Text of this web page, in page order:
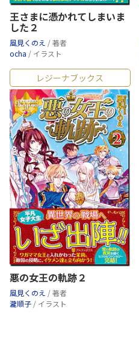
王さまに憑かれてしまいま
した２
風見くのえ / 著者
ocha / イラスト
レジーナブックス
悪の女王の軌跡２
風見くのえ / 著者
瀧順子 / イラスト